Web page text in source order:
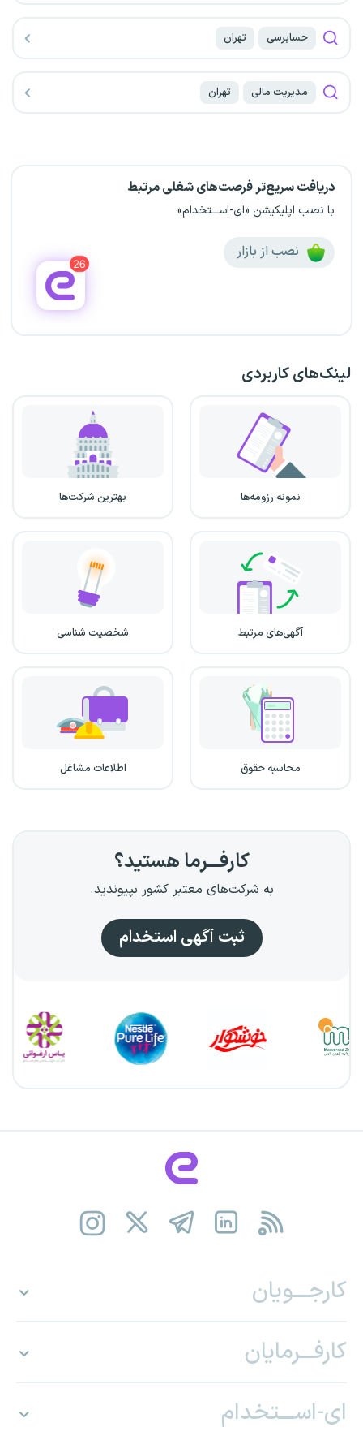
حسابرسی تهران
مدیریت مالی تهران
دریافت سریع‌تر فرصت‌های شغلی مرتبط
با نصب اپلیکیشن «ای-اســـتخدام»
نصب از بازار
لینک‌های کاربردی
نمونه رزومه‌ها بهترین شرکت‌ها
آگهی‌های مرتبط شخصیت شناسی
محاسبه حقوق اطلاعات مشاغل
کارفـــرما هستید؟
به شرکت‌های معتبر کشور بپیوندید.
ثبت آگهی استخدام
کارجـــویان
کارفـــرمایان
ای-اســـتخدام